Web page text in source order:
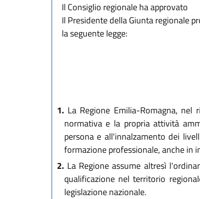
L.R. 21
L.R. 16
Il Consiglio regionale ha approvato
Il Presidente della Giunta regionale
la seguente legge:
1. La Regione Emilia-Romagna,
normativa e la propria attività
persona e all'innalzamento dei
formazione professionale, anche in
2. La Regione assume altresì
qualificazione nel territorio
legislazione nazionale.